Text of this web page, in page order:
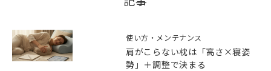
使い方・メンテナンス
肩がこらない枕は「高さ×寝姿
勢」＋調整で決まる